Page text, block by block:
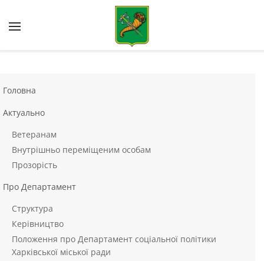
Skip to main content
Головна
Актуально
Ветеранам
Внутрішньо переміщеним особам
Прозорість
Про Департамент
Структура
Керівництво
Положення про Департамент соціальної політики
Харківської міської ради